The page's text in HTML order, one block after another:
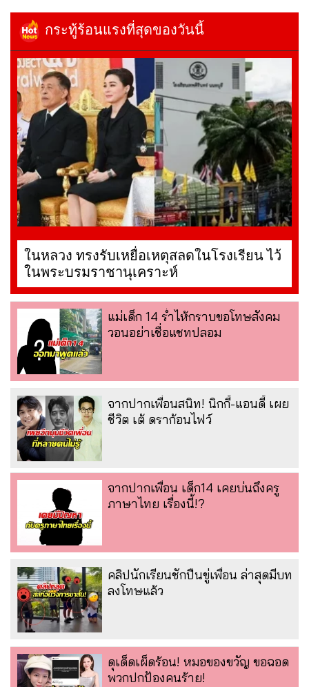
กระทู้ร้อนแรงที่สุดของวันนี้
ในหลวง ทรงรับเหยื่อเหตุสลดในโรงเรียน ไว้
ในพระบรมราชานุเคราะห์
แม่เด็ก 14 ร่ำไห้กราบขอโทษสังคม
วอนอย่าเชื่อแชทปลอม
จากปากเพื่อนสนิท! นิกกี้-แอนดี้ เผย
ชีวิต เต้ ดราก้อนไฟว์
จากปากเพื่อน เด็ก14 เคยบ่นถึงครู
ภาษาไทย เรื่องนี้!?
คลิปนักเรียนชักปืนขู่เพื่อน ล่าสุดมีบท
ลงโทษแล้ว
ดุเด็ดเผ็ดร้อน! หมอของขวัญ ขอฉอด
พวกปกป้องคนร้าย!